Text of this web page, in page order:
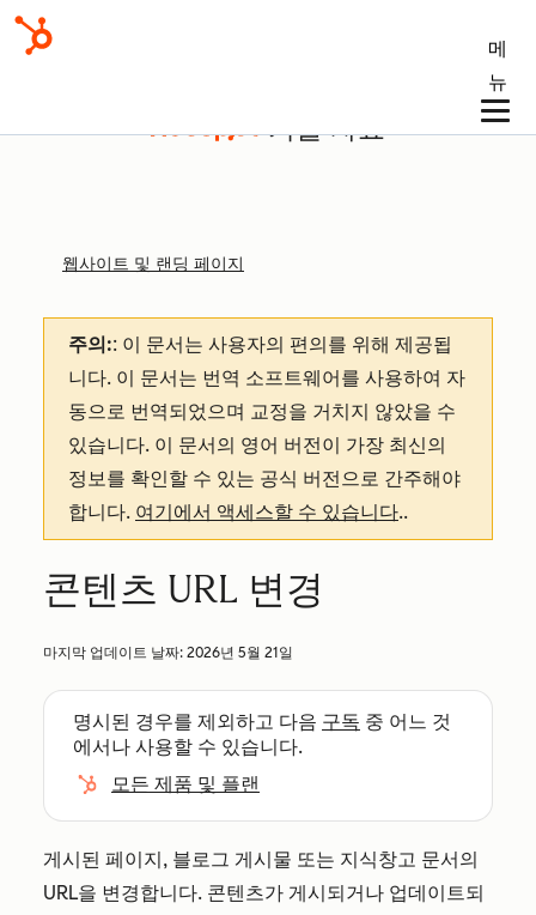
메
뉴
기술 자료
웹사이트 및 랜딩 페이지
주의:: 이 문서는 사용자의 편의를 위해 제공됩
니다. 이 문서는 번역 소프트웨어를 사용하여 자
동으로 번역되었으며 교정을 거치지 않았을 수
있습니다. 이 문서의 영어 버전이 가장 최신의
정보를 확인할 수 있는 공식 버전으로 간주해야
합니다. 여기에서 액세스할 수 있습니다..
콘텐츠 URL 변경
마지막 업데이트 날짜: 2026년 5월 21일
명시된 경우를 제외하고 다음 구독 중 어느 것
에서나 사용할 수 있습니다.
모든 제품 및 플랜
게시된 페이지, 블로그 게시물 또는 지식창고 문서의
URL을 변경합니다. 콘텐츠가 게시되거나 업데이트되